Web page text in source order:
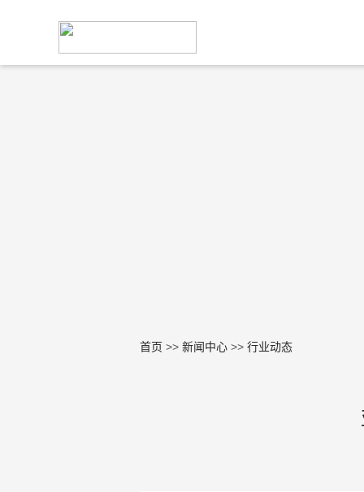
首页 >> 新闻中心 >> 行业动态